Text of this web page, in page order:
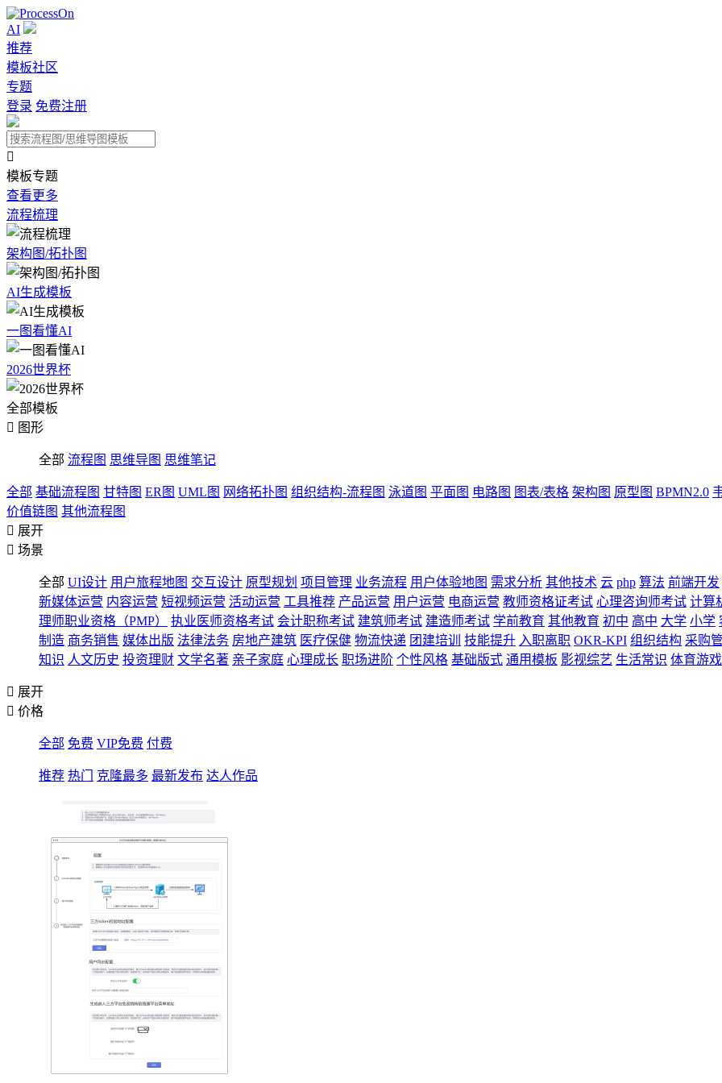
AI
推荐
模板社区
专题
登录 免费注册

模板专题
查看更多
流程梳理
架构图/拓扑图
AI生成模板
一图看懂AI
2026世界杯
全部模板
 图形
全部 流程图 思维导图 思维笔记
全部 基础流程图 甘特图 ER图 UML图 网络拓扑图 组织结构-流程图 泳道图 平面图 电路图 图表/表格 架构图 原型图 BPMN2.0
价值链图 其他流程图
 展开
 场景
全部 UI设计 用户旅程地图 交互设计 原型规划 项目管理 业务流程 用户体验地图 需求分析 其他技术 云 php 算法 前端开发
新媒体运营 内容运营 短视频运营 活动运营 工具推荐 产品运营 用户运营 电商运营 教师资格证考试 心理咨询师考试 计算
理师职业资格（PMP）
执业医师资格考试 会计职称考试 建筑师考试 建造师考试 学前教育 其他教育 初中 高中 大学 小学
制造 商务销售 媒体出版 法律法务 房地产建筑 医疗保健 物流快递 团建培训 技能提升 入职离职 OKR-KPI 组织结构 采购
知识 人文历史 投资理财 文学名著 亲子家庭 心理成长 职场进阶 个性风格 基础版式 通用模板 影视综艺 生活常识 体育游戏
 展开
 价格
全部 免费 VIP免费 付费
推荐 热门 克隆最多 最新发布 达人作品